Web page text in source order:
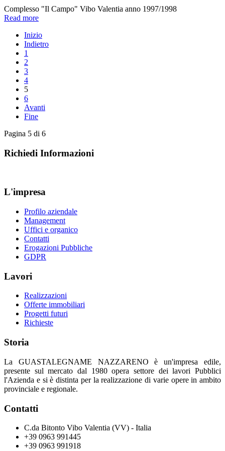
Complesso "Il Campo" Vibo Valentia anno 1997/1998
Read more
Inizio
Indietro
1
2
3
4
5
6
Avanti
Fine
Pagina 5 di 6
Richiedi Informazioni
L'impresa
Profilo aziendale
Management
Uffici e organico
Contatti
Erogazioni Pubbliche
GDPR
Lavori
Realizzazioni
Offerte immobiliari
Progetti futuri
Richieste
Storia
La GUASTALEGNAME NAZZARENO è un'impresa edile,
presente sul mercato dal 1980 opera settore dei lavori Pubblici
l'Azienda e si è distinta per la realizzazione di varie opere in ambito
provinciale e regionale.
Contatti
C.da Bitonto Vibo Valentia (VV) - Italia
+39 0963 991445
+39 0963 991918